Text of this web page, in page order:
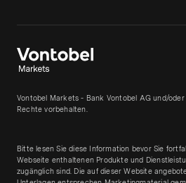
Vontobel Markets - Bank Vontobel AG und/
Rechte vorbehalten.
Bitte lesen Sie diese Information bevor Sie
Webseite enthaltenen Produkte und
zugänglich sind. Die auf dieser Website